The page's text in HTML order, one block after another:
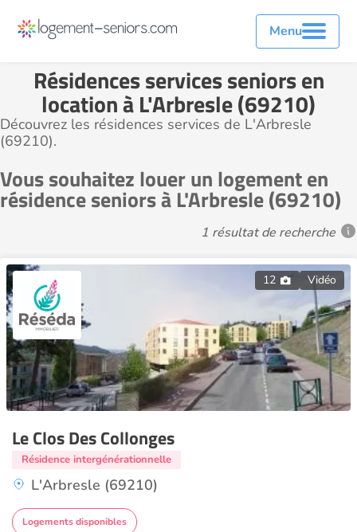
Menu
Résidences services seniors en
location à L'Arbresle (69210)
Découvrez les résidences services de L'Arbresle
(69210).
Vous souhaitez louer un logement en
résidence seniors à L'Arbresle (69210)
1 résultat de recherche
12 Vidéo
Le Clos Des Collonges
Résidence intergénérationnelle
L'Arbresle (69210)
Logements disponibles